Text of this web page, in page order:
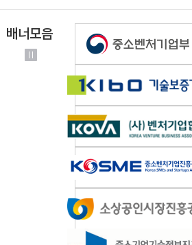
배너모음